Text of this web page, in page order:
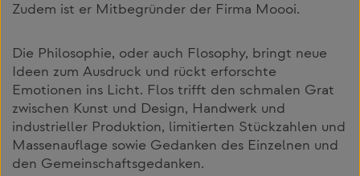
Zudem ist er Mitbegründer der Firma Moooi.
Die Philosophie, oder auch Flosophy, bringt neue
Ideen zum Ausdruck und rückt erforschte
Emotionen ins Licht. Flos trifft den schmalen Grat
zwischen Kunst und Design, Handwerk und
industrieller Produktion, limitierten Stückzahlen und
Massenauflage sowie Gedanken des Einzelnen und
den Gemeinschaftsgedanken.